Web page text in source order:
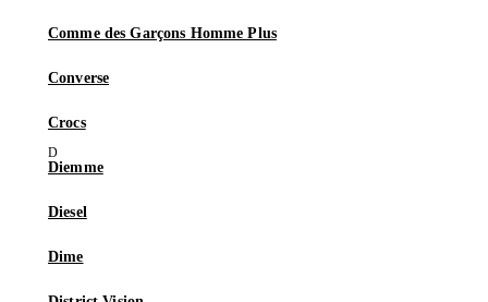
Comme des Garçons Homme Plus
Converse
Crocs
Diemme
Diesel
Dime